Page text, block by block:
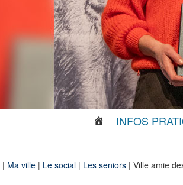
INFOS
| Ma ville | Le social | Les seniors | Ville amie